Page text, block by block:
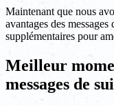
Maintenant que nous
avantages des
supplémentaires pour
Meilleur
messages de